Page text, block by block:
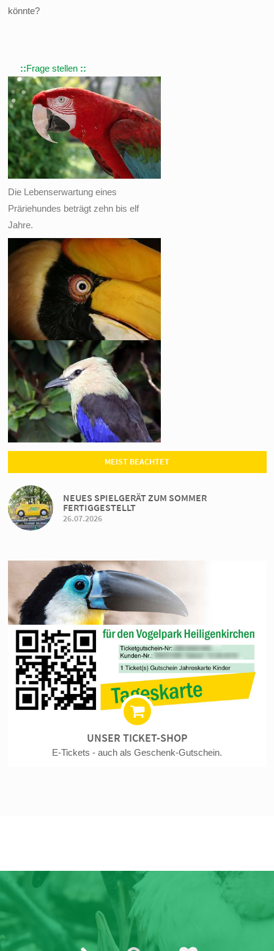
könnte?
::Frage stellen ::
Die Lebenserwartung eines
Präriehundes beträgt zehn bis elf
Jahre.
MEIST BEACHTET
NEUES SPIELGERÄT ZUM SOMMER
FERTIGGESTELLT
26.07.2026
UNSER TICKET-SHOP
E-Tickets - auch als Geschenk-Gutschein.